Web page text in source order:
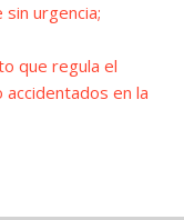
urgencia;
que regula el
en la